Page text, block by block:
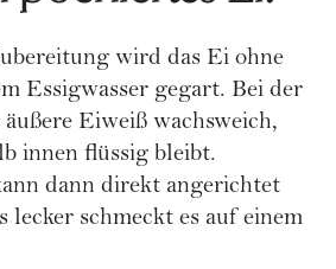
wird das Ei ohne
Essigwasser gegart. Bei der
Eiweiß wachsweich,
innen flüssig bleibt.
dann direkt angerichtet
lecker schmeckt es auf einem